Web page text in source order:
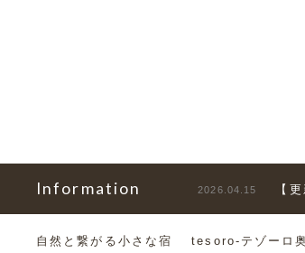
Information 2026.04.15 【
自然と繋がる小さな宿 tesoro-テゾーロ